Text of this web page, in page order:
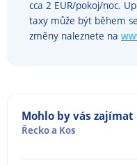
cca 2 EUR/pokoj/noc.
taxy může být během
změny naleznete na
Mohlo by vás zajímat
Řeckoa Kos